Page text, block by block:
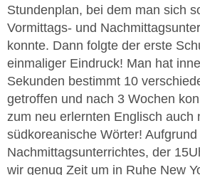
Stundenplan, bei dem man sich
Vormittags- und
konnte. Dann folgte der erste
einmaliger Eindruck! Man hat
Sekunden bestimmt 10
getroffen und nach 3 Wochen
zum neu erlernten Englisch auch
südkoreanische Wörter!
Nachmittagsunterrichtes, der
wir genug Zeit um in Ruhe New